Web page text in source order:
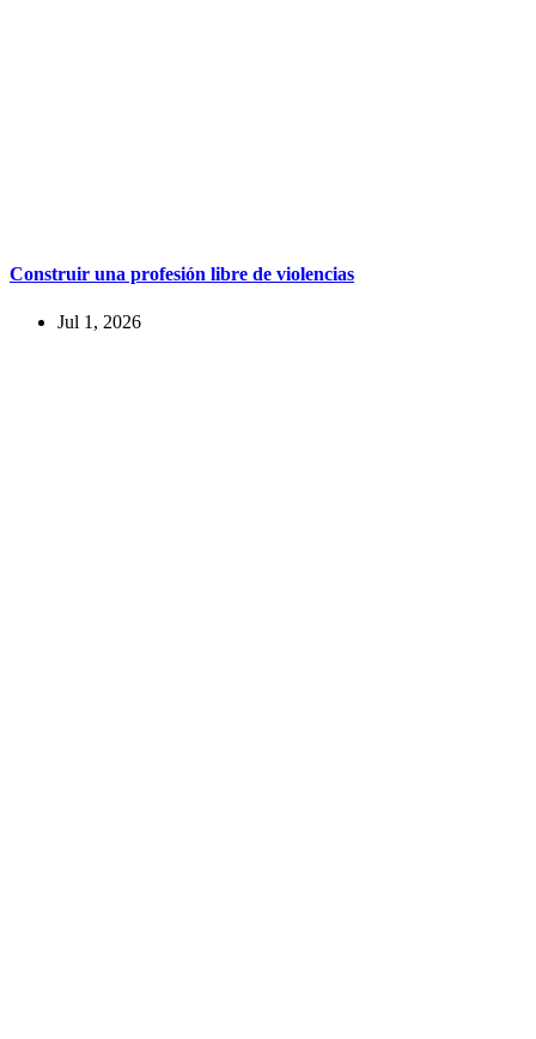
Construir una profesión libre de violencias
Jul 1, 2026